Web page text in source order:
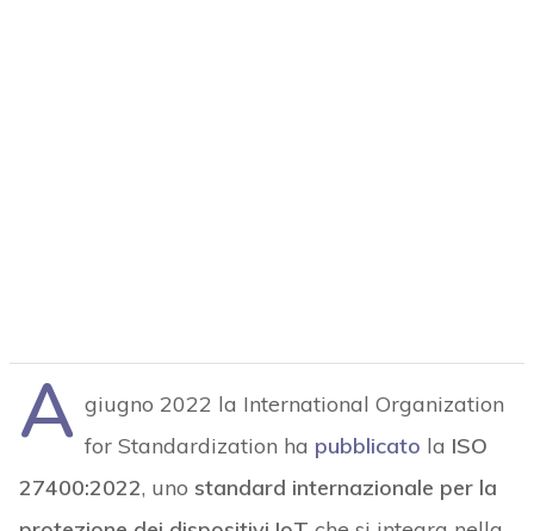
A giugno 2022 la International Organization
for Standardization ha pubblicato la ISO
27400:2022, uno standard internazionale per la